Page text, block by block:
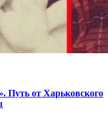
Путь от Харьковского